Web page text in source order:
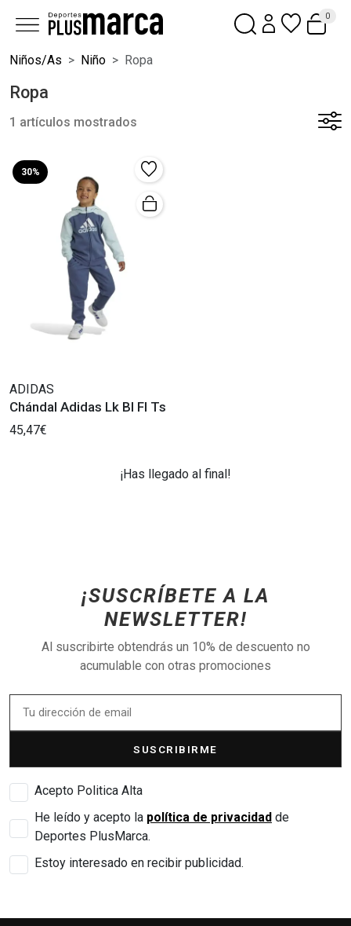
0
Niños/as Niño Ropa
Ropa
1 artículos mostrados
30%
ADIDAS
Chándal Adidas Lk Bl Fl Ts
45,47€
¡Has llegado al final!
¡SUSCRÍBETE A LA
NEWSLETTER!
Al suscribirte obtendrás un 10% de descuento no
acumulable con otras promociones
SUSCRIBIRME
Acepto Politica Alta
He leído y acepto la política de privacidad de
Deportes PlusMarca.
Estoy interesado en recibir publicidad.